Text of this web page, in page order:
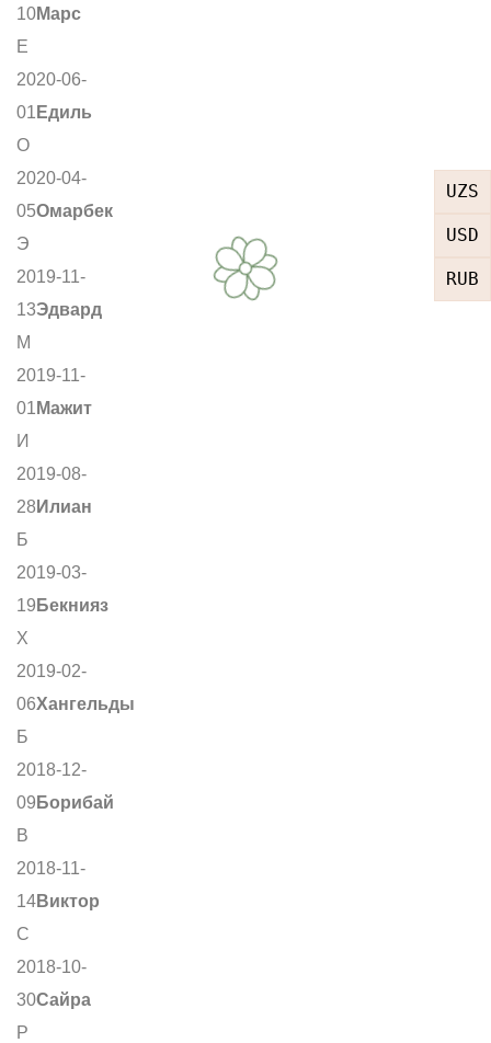
UZS
USD
RUB
10Марс
Е
2020-06-
01 Едиль
О
2020-04-
05Омарбек
Э
2019-11-
13Эдвард
М
2019-11-
01 Мажит
И
2019-08-
28 Илиан
Б
2019-03-
19 Бекнияз
Х
2019-02-
06Хангельды
Б
2018-12-
09 Борибай
В
2018-11-
14Виктор
С
2018-10-
30Сайра
Р